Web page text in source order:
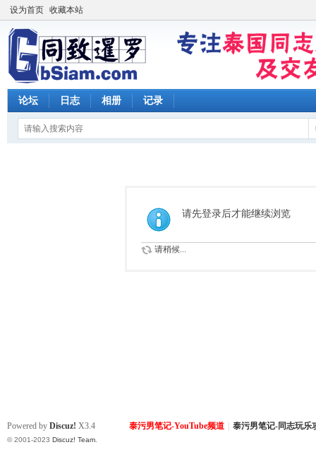
设为首页 收藏本站
论坛 日志 相册 记录
请先登录后才能继续浏览
请稍候...
泰污男笔记-YouTube频道 泰污男笔记-同志玩乐
Powered by Discuz! X3.4
© 2001-2023 Discuz! Team.